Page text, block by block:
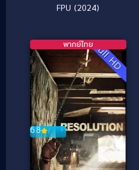
FPU (2024)
Full HD
6.8
พากย์ไทย